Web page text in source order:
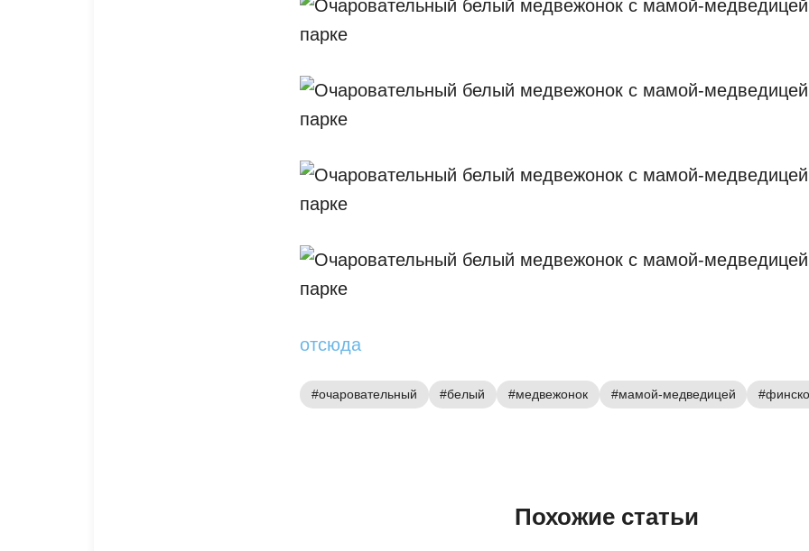
отсюда
#очаровательный #белый #медвежонок #мамой-медведицей
Похожие статьи